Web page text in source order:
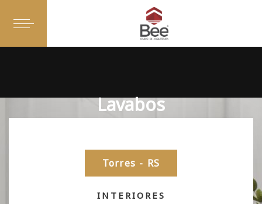
Lavabos
Torres - RS
INTERIORES